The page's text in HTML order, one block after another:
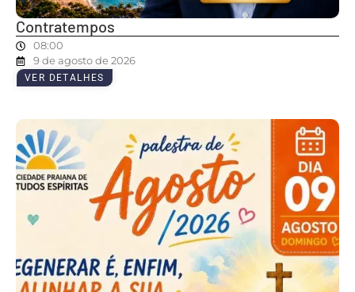
Contratempos
08:00
9 de agosto de 2026
VER DETALHES